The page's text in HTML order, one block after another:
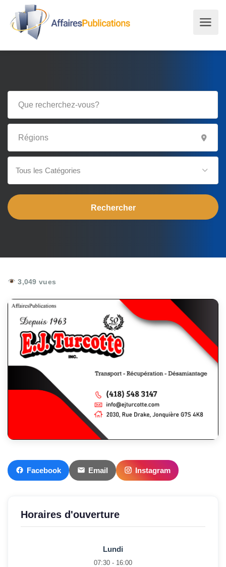
Tous les Catégories
3,049 vues
Facebook Email Instagram
Horaires d'ouverture
Lundi
07:30 - 16:00